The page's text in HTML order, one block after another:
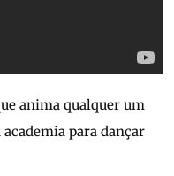
anima qualquer um
para dançar